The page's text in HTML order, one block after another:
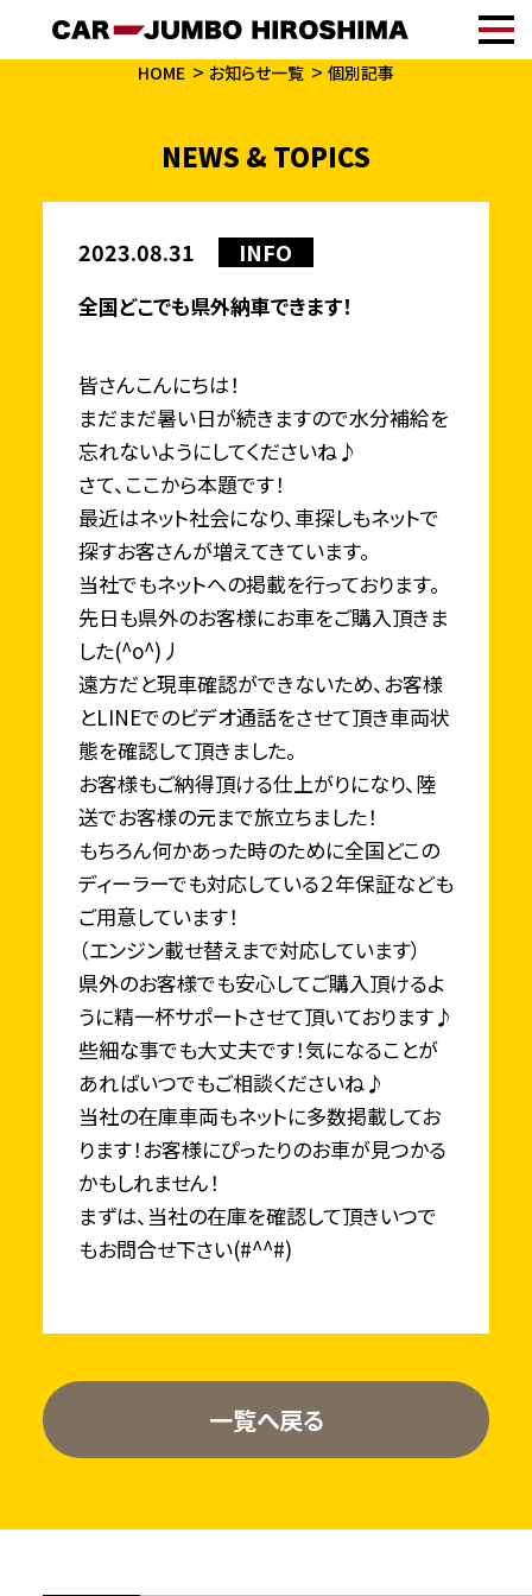
HOME お知らせ一覧 個別記事
NEWS & TOPICS
2023.08.31 INFO
全国どこでも県外納車できます！
皆さんこんにちは！
まだまだ暑い日が続きますので水分補給を
忘れないようにしてくださいね♪
さて、ここから本題です！
最近はネット社会になり、車探しもネットで
探すお客さんが増えてきています。
当社でもネットへの掲載を行っております。
先日も県外のお客様にお車をご購入頂きま
した(^o^)丿
遠方だと現車確認ができないため、お客様
とLINEでのビデオ通話をさせて頂き車両状
態を確認して頂きました。
お客様もご納得頂ける仕上がりになり、陸
送でお客様の元まで旅立ちました！
もちろん何かあった時のために全国どこの
ディーラーでも対応している２年保証なども
ご用意しています！
（エンジン載せ替えまで対応しています）
県外のお客様でも安心してご購入頂けるよ
うに精一杯サポートさせて頂いております♪
些細な事でも大丈夫です！気になることが
あればいつでもご相談くださいね♪
当社の在庫車両もネットに多数掲載してお
ります！お客様にぴったりのお車が見つかる
かもしれません！
まずは、当社の在庫を確認して頂きいつで
もお問合せ下さい(#^^#)
一覧へ戻る